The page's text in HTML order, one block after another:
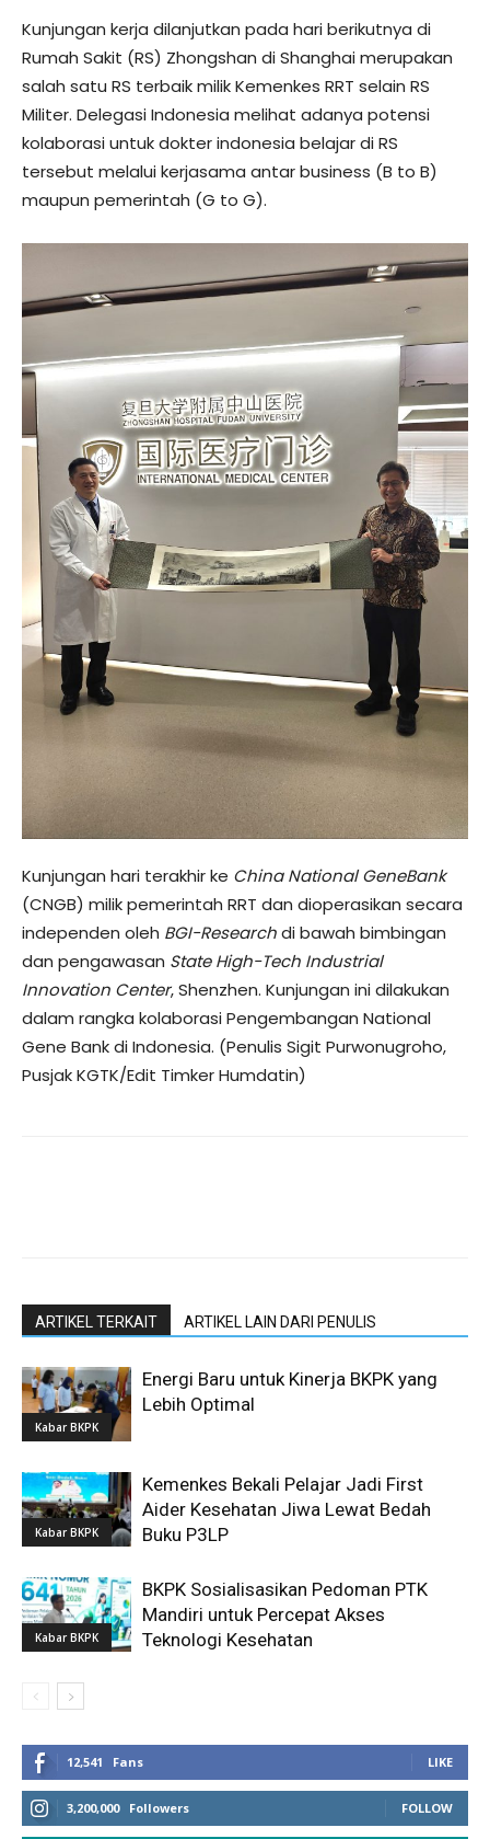
Kunjungan kerja dilanjutkan pada hari berikutnya di
Rumah Sakit (RS) Zhongshan di Shanghai merupakan
salah satu RS terbaik milik Kemenkes RRT selain RS
Militer. Delegasi Indonesia melihat adanya potensi
kolaborasi untuk dokter indonesia belajar di RS
tersebut melalui kerjasama antar business (B to B)
maupun pemerintah (G to G).
Kunjungan hari terakhir ke China National GeneBank
(CNGB) milik pemerintah RRT dan dioperasikan secara
independen oleh BGI-Researchdi bawah bimbingan
dan pengawasan State High-Tech Industrial
Innovation Center, Shenzhen. Kunjungan ini dilakukan
dalam rangka kolaborasi Pengembangan National
Gene Bank di Indonesia. (Penulis Sigit Purwonugroho,
Pusjak KGTK/Edit Timker Humdatin)
ARTIKEL TERKAIT ARTIKEL LAIN DARI PENULIS
Kabar BKPK
Energi Baru untuk Kinerja BKPK yang
Lebih Optimal
Kabar BKPK
Kemenkes Bekali Pelajar Jadi First
Aider Kesehatan Jiwa Lewat Bedah
Buku P3LP
Kabar BKPK
BKPK Sosialisasikan Pedoman PTK
Mandiri untuk Percepat Akses
Teknologi Kesehatan
12,541 Fans LIKE
3,200,000 Followers FOLLOW